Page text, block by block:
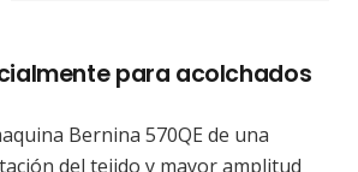
para acolchados
Bernina 570QE de una
del tejido y mayor amplitud